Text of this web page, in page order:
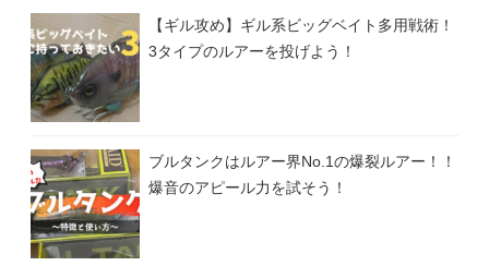
【ギル攻め】ギル系ビッグベイト多用戦術！
3タイプのルアーを投げよう！
ブルタンクはルアー界No.1の爆裂ルアー！！
爆音のアピール力を試そう！